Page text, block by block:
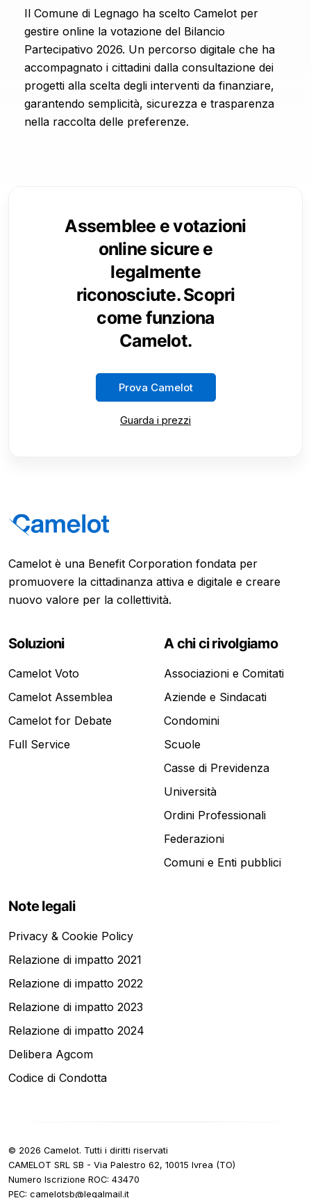
Il Comune di Legnago ha scelto Camelot per
gestire online la votazione del Bilancio
Partecipativo 2026. Un percorso digitale che ha
accompagnato i cittadini dalla consultazione dei
progetti alla scelta degli interventi da finanziare,
garantendo semplicità, sicurezza e trasparenza
nella raccolta delle preferenze.
Assemblee e votazioni
online sicure e
legalmente
riconosciute. Scopri
come funziona
Camelot.
Prova Camelot
Guarda i prezzi
Camelot è una Benefit Corporation fondata per
promuovere la cittadinanza attiva e digitale e creare
nuovo valore per la collettività.
Soluzioni
Camelot Voto
Camelot Assemblea
Camelot for Debate
Full Service
A chi ci rivolgiamo
Associazioni e Comitati
Aziende e Sindacati
Condomini
Scuole
Casse di Previdenza
Università
Ordini Professionali
Federazioni
Comuni e Enti pubblici
Note legali
Privacy & Cookie Policy
Relazione di impatto 2021
Relazione di impatto 2022
Relazione di impatto 2023
Relazione di impatto 2024
Delibera Agcom
Codice di Condotta
© 2026 Camelot. Tutti i diritti riservati
CAMELOT SRL SB - Via Palestro 62, 10015 Ivrea (TO)
Numero Iscrizione ROC: 43470
PEC: ti.liamlagel@bstolemac